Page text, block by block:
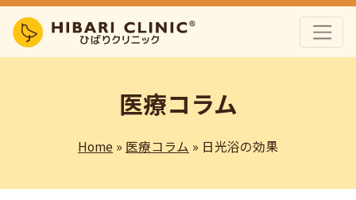
医療コラム
Home » 医療コラム » 日光浴の効果